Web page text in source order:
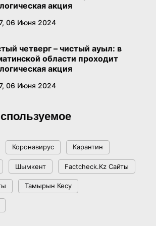
заявил о конституционном
истории Золотой
состоялось заседание
государственной
за «коммуналку»:
геологоразведку в
и удваивает объемы бурения
акция
06 Июня 2024
четверг – чистый ауыл: в
области проходит
акция
06 Июня 2024
Коронавирус Карантин
Шымкент Factcheck.kz Сайты
Тамырын Кесу